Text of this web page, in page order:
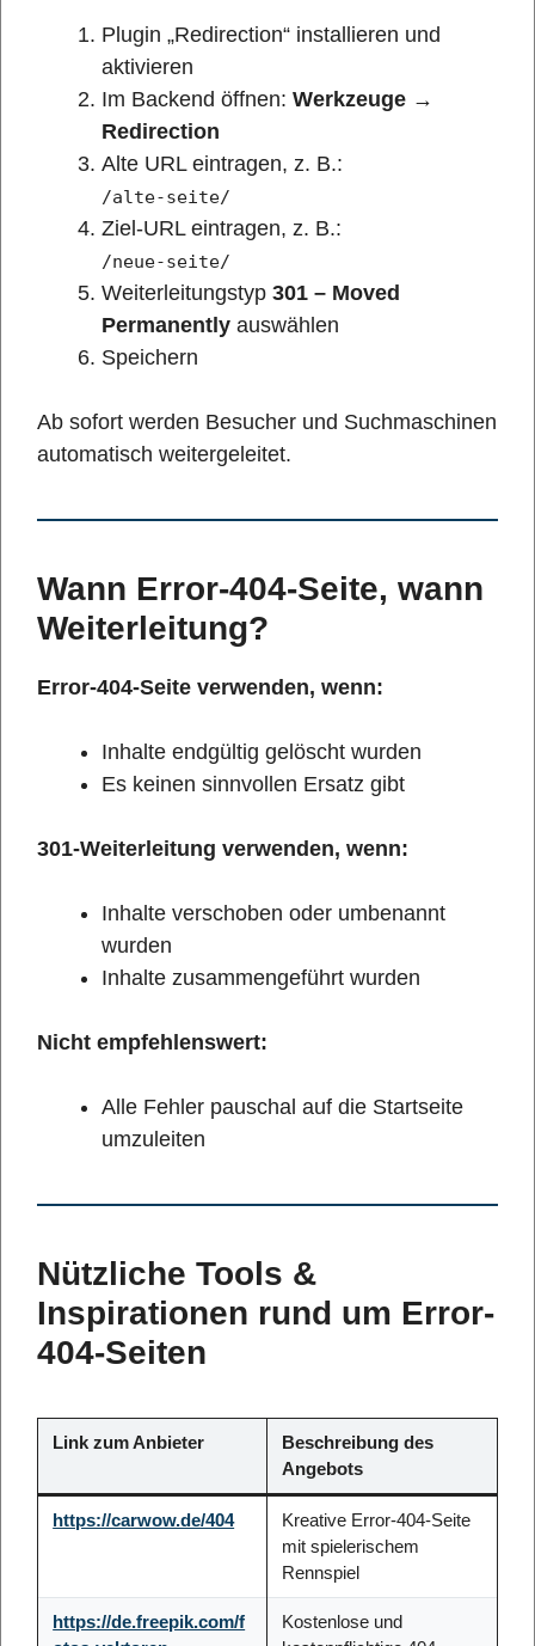
Plugin „Redirection“ installieren und
aktivieren
Im Backend öffnen: Werkzeuge →
Redirection
Alte URL eintragen, z. B.:
/alte-seite/
Ziel-URL eintragen, z. B.:
/neue-seite/
Weiterleitungstyp 301 – Moved
Permanently auswählen
Speichern
Ab sofort werden Besucher und Suchmaschinen
automatisch weitergeleitet.
Wann Error-404-Seite, wann
Weiterleitung?
Error-404-Seite verwenden, wenn:
Inhalte endgültig gelöscht wurden
Es keinen sinnvollen Ersatz gibt
301-Weiterleitung verwenden, wenn:
Inhalte verschoben oder umbenannt
wurden
Inhalte zusammengeführt wurden
Nicht empfehlenswert:
Alle Fehler pauschal auf die Startseite
umzuleiten
Nützliche Tools &
Inspirationen rund um Error-
404-Seiten
Link zum Anbieter
Beschreibung des
Angebots
https://carwow.de/404
Kreative Error-404-Seite
mit spielerischem
Rennspiel
https://de.freepik.com/f
Kostenlose und